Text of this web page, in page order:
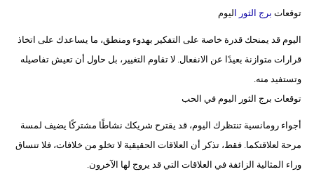
توقعات برج الثور اليوم
اليوم قد يمنحك قدرة خاصة على التفكير بهدوء ومنطق، ما يساعدك على اتخاذ
قرارات متوازنة بعيدًا عن الانفعال. لا تقاوم التغيير، بل حاول أن تعيش تفاصيله
وتستفيد منه.
توقعات برج الثور اليوم في الحب
أجواء رومانسية تنتظرك اليوم، قد يقترح شريكك نشاطًا مشتركًا يضيف لمسة
مرحة لعلاقتكما. فقط، تذكر أن العلاقات الحقيقية لا تخلو من خلافات، فلا تنساق
وراء المثالية الزائفة في العلاقات التي قد يروج لها الآخرون.